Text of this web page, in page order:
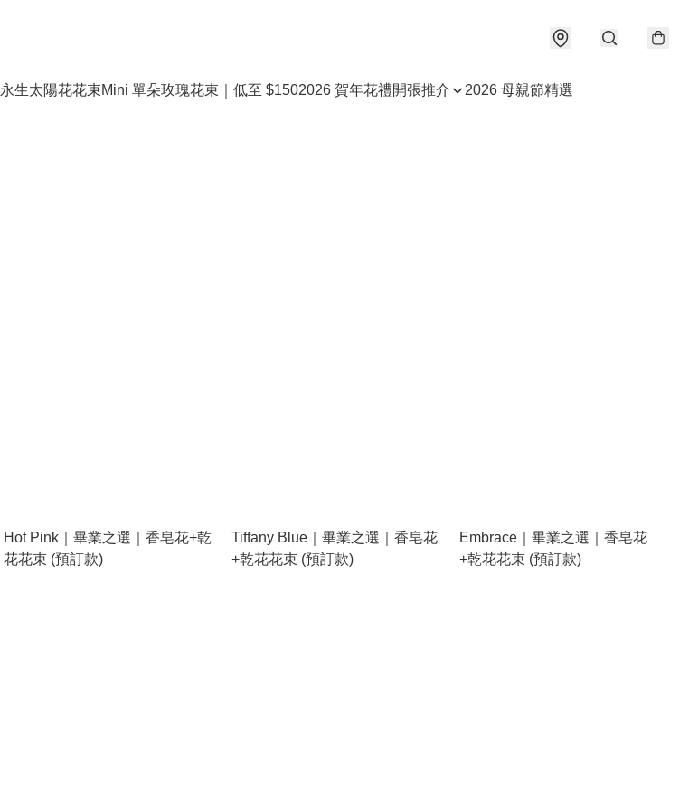
永生太陽花花束Mini 單朵玫瑰花束｜低至 $1502026 賀年花禮開張推介
2026 母親節精選
Hot Pink｜畢業之選｜香皂花+乾
花花束 (預訂款)
Tiffany Blue｜畢業之選｜香皂花
+乾花花束 (預訂款)
Embrace｜畢業之選｜香皂花
+乾花花束 (預訂款)